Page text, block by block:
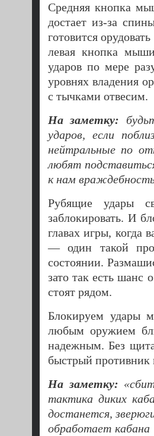
Средняя кнопка
достает из-за
готовится
левая кнопка
ударов по мере
уровнях владения
с тычками отвесим.
На заметку:
ударов, если
нейтральные по
любят
к нам
Рубящие удары
заблокировать. И
главах игры,
— один такой
состоянии.
зато так есть шанс
стоят рядом.
Блокируем удары
любым оружием
надежным. Без
быстрый противник
На заметку:
тактика диких
достанется,
обработает